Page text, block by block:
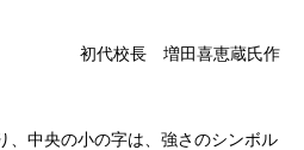
初代校長 増田喜恵蔵氏作
、中央の小の字は、強さのシンボル